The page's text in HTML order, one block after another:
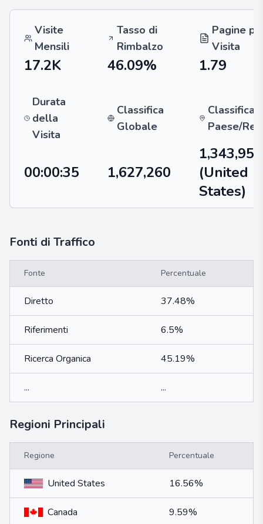
Visite
Mensili
Tasso di
Rimbalzo
Pagine
Visita
17.2K 46.09% 1.79
Durata
della
Visita
Classifica
Globale
Classifica
Paese/
00:00:35 1,627,260
1,343,957
(United
States)
Fonti di Traffico
Fonte Percentuale
Diretto 37.48%
Riferimenti 6.5%
Ricerca Organica 45.19%
... ...
Regioni Principali
Regione Percentuale
United States 16.56%
Canada 9.59%